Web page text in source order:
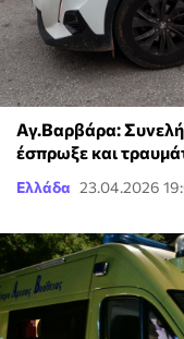
Αγ.Βαρβάρα:
έσπρωξε και
Ελλάδα 23.04.2026